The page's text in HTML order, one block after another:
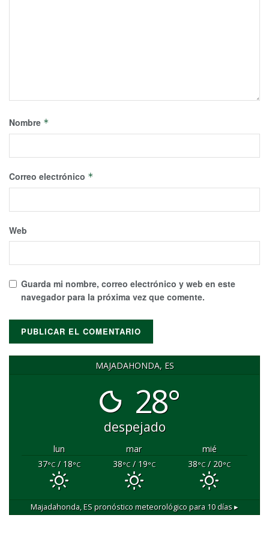
Nombre *
Correo electrónico *
Web
Guarda mi nombre, correo electrónico y web en este
navegador para la próxima vez que comente.
MAJADAHONDA, ES
28°
despejado
lun mar
mié
37°C/ 18°C 38°C/ 19°C 38°C/ 20°C
Majadahonda, ESpronóstico meteorológico para 10 días ▸